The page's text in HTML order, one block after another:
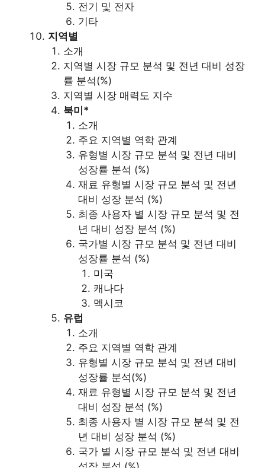
전기 및 전자
기타
지역별
소개
지역별 시장 규모 분석 및 전년 대비 성장
률 분석(%)
지역별 시장 매력도 지수
북미*
소개
주요 지역별 역학 관계
유형별 시장 규모 분석 및 전년 대비
성장률 분석 (%)
재료 유형별 시장 규모 분석 및 전년
대비 성장 분석 (%)
최종 사용자 별 시장 규모 분석 및 전
년 대비 성장 분석 (%)
국가별 시장 규모 분석 및 전년 대비
성장률 분석 (%)
미국
캐나다
멕시코
유럽
소개
주요 지역별 역학 관계
유형별 시장 규모 분석 및 전년 대비
성장률 분석(%)
재료 유형별 시장 규모 분석 및 전년
대비 성장 분석 (%)
최종 사용자 별 시장 규모 분석 및 전
년 대비 성장 분석 (%)
국가 별 시장 규모 분석 및 전년 대비